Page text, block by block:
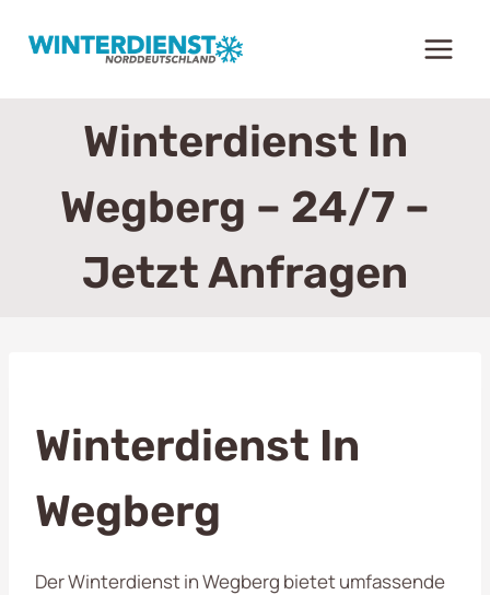
Inhalt
Winterdienst In
Wegberg – 24/7 –
Jetzt Anfragen
Winterdienst In
Wegberg
Der Winterdienst in Wegberg bietet umfassende